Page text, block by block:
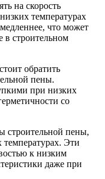
на скорость
температурах
что может
в строительном
обратить
пены.
при низких
со
строительной пены,
температурах. Эти
к низким
даже при